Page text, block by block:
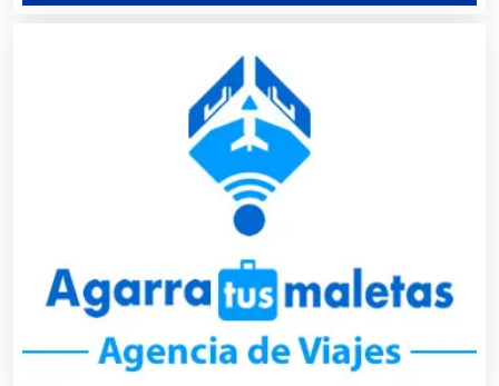
Artes Gráficas
Artículos de Oficina